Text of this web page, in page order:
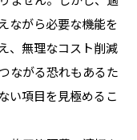
ながら必要な機能を
、無理なコスト削減
ながる恐れもあるた
い項目を見極めるこ